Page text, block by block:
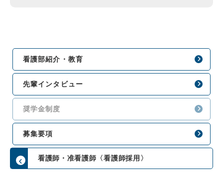
看護部紹介・教育
先輩インタビュー
奨学金制度
募集要項
看護師・准看護師〈看護師採用〉